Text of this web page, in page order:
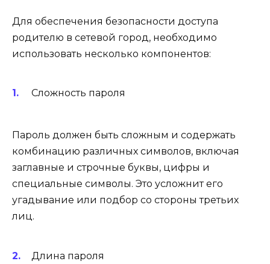
Для обеспечения безопасности доступа
родителю в сетевой город, необходимо
использовать несколько компонентов:
Сложность пароля
Пароль должен быть сложным и содержать
комбинацию различных символов, включая
заглавные и строчные буквы, цифры и
специальные символы. Это усложнит его
угадывание или подбор со стороны третьих
лиц.
Длина пароля